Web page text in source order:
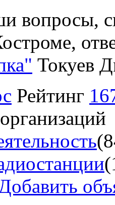
вопросы,
Токуев
Рейтинг